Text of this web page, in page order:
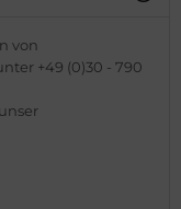
von
+49 (0)30 - 790